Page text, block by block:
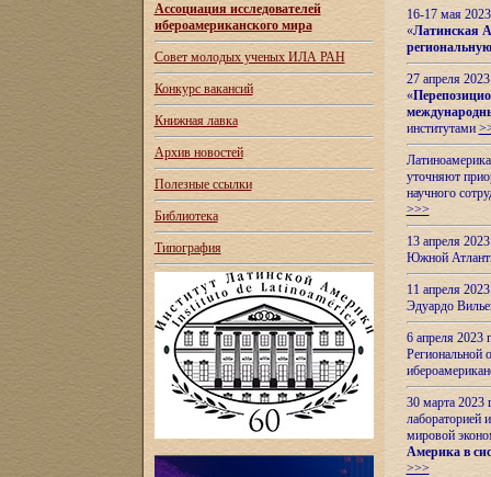
Ассоциация исследователей
ибероамериканского мира
Совет молодых ученых ИЛА РАН
Конкурс вакансий
Книжная лавка
Архив новостей
Полезные ссылки
Библиотека
Типография
16-17 мая
«Латинская
27 апреля
«
институтами
уточняют
научного
>>>
13 апреля
Южной
11 апреля
Эдуардо
6 апреля
Региональной
30 марта 2023
лабораторией
мировой
Америка в
>>>